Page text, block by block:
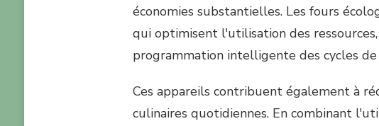
économies substantielles. Les fours
qui optimisent l'utilisation des
programmation intelligente des cycles de
Ces appareils contribuent également à
culinaires quotidiennes. En combinant